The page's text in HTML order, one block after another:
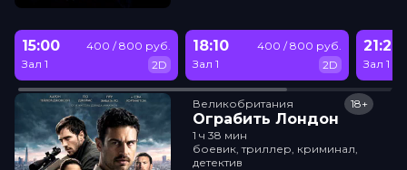
15:00
Зал 1
400 / 800 руб.
2D
18:10
Зал 1
400 / 800 руб.
2D
21:20
Зал 1
Великобритания
Ограбить Лондон
18+
1 ч 38 мин
боевик, триллер, криминал,
детектив